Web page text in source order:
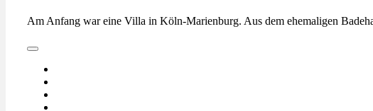
Am Anfang war eine Villa in Köln-Marienburg. Aus dem ehemaligen